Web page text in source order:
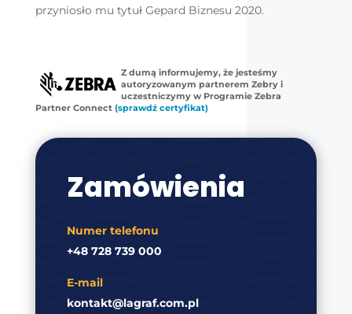
przyniosło mu tytuł Gepard Biznesu 2020.
Z dumą informujemy, że jesteśmy
autoryzowanym partnerem Zebry i
uczestniczymy w Programie Zebra
Partner Connect (sprawdź certyfikat)
Zamówienia
Numer telefonu
+48 728 739 000
E-mail
kontakt@lagraf.com.pl